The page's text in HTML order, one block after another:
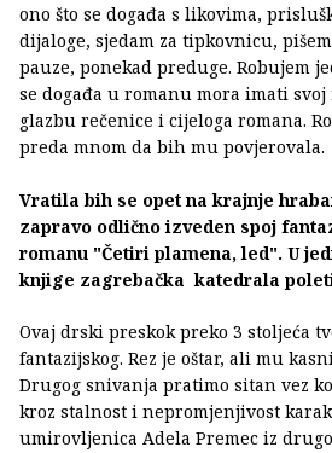
ono što se događa s likovima,
dijaloge, sjedam za tipkovnicu,
pauze, ponekad preduge. Robujem
se događa u romanu mora imati
glazbu rečenice i cijeloga romana.
preda mnom da bih mu povjerovala.
Vratila bih se opet na krajnje
zapravo odlično izveden spoj
romanu "Četiri plamena, led". U
knjige zagrebačka katedrala
Ovaj drski preskok preko 3 stoljeća
fantazijskog. Rez je oštar, ali mu
Drugog snivanja pratimo sitan vez
kroz stalnost i nepromjenjivost
umirovljenica Adela Premec iz